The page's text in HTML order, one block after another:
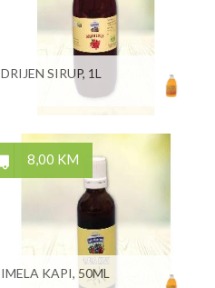
DRIJEN SIRUP, 1L
8,00 KM
IMELA KAPI, 50ML